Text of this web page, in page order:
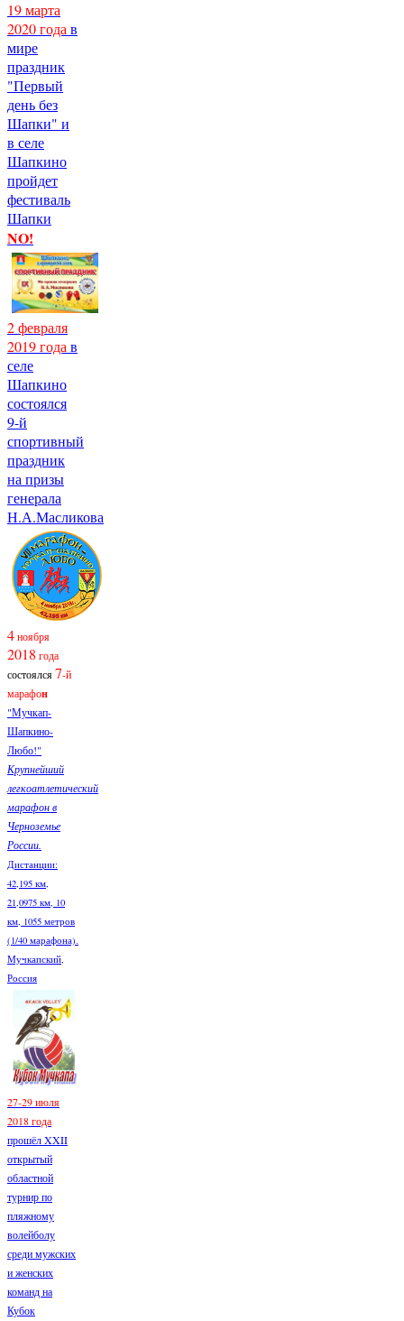
19 марта
2020 годав
мире
праздник
"Первый
день без
Шапки" и
в селе
Шапкино
пройдет
фестиваль
Шапки
NO!
2 февраля
2019 годав
селе
Шапкино
состоялся
9-й
спортивный
праздник
на призы
генерала
Н.А.Масликова
4ноября
2018 года
состоялся7-й
марафон
"Мучкап-
Шапкино-
Любо!"
Крупнейший
легкоатлетический
марафон в
Черноземье
России.
Дистанции:
42,195 км,
21,0975 км, 10
км, 1055 метров
(1/40 марафона).
Мучкапский,
Россия
27-29 июля
2018 года
прошёл XXII
открытый
областной
турнир по
пляжному
волейболу
среди мужских
и женских
команд на
Кубок